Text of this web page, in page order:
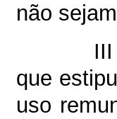
não
que
uso